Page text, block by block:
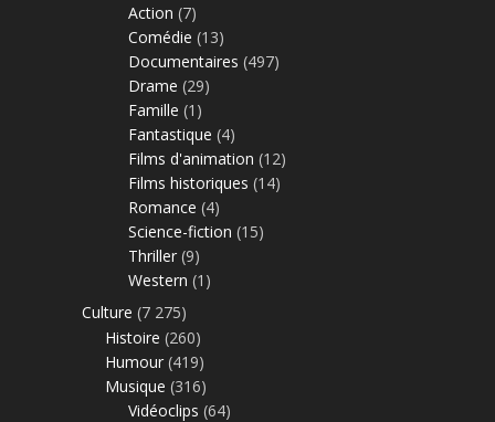
Action (7)
Comédie (13)
Documentaires (497)
Drame (29)
Famille (1)
Fantastique (4)
Films d'animation (12)
Films historiques (14)
Romance (4)
Science-fiction (15)
Thriller (9)
Western (1)
Culture (7 275)
Histoire (260)
Humour (419)
Musique (316)
Vidéoclips (64)